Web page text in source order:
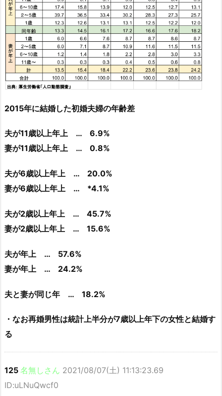
2015年に結婚した初婚夫婦の年齢差
夫が11歳以上年上 … 6.9%
妻が11歳以上年上 … 0.8%
夫が6歳以上年上 … 20.0%
妻が6歳以上年上 … *4.1%
夫が2歳以上年上 … 45.7%
妻が2歳以上年上 … 15.6%
夫が年上 … 57.6%
妻が年上 … 24.2%
夫と妻が同じ年 … 18.2%
・なお再婚男性は統計上半分が7歳以上年下の女性と結婚す
る
125 名無しさん 2021/08/07(土) 11:13:23.69
ID:uLNuQwcf0